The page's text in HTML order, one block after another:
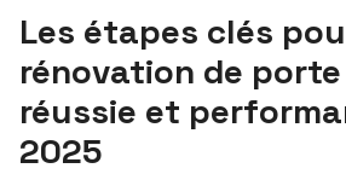
Les étapes clés
rénovation de porte
réussie et
2025